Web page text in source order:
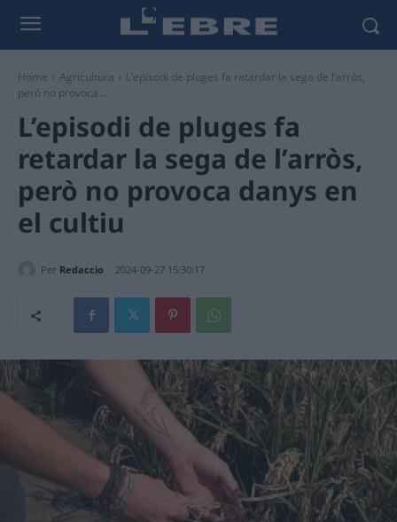
Home Agricultura
L’episodi de pluges fa retardar la sega de l’arròs,
però no provoca...
L’episodi de pluges fa
retardar la sega de l’arròs,
però no provoca danys en
el cultiu
Per Redaccio 2024-09-27 15:30:17